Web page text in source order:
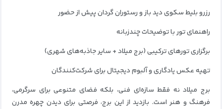
رزرو بلیط سکوی دید باز و رستوران گردان پیش از حضور
راهنمای تور با توضیحات چندزبانه
برگزاری تورهای ترکیبی (برج میلاد + سایر جاذبه‌های شهری)
تهیه عکس یادگاری و آلبوم دیجیتال برای شرکت‌کنندگان
برج میلاد نه فقط سازه‌ای فنی، بلکه فضای متنوعی برای سرگرمی،
فرهنگ و هنر است. بازدید از این برج، فرصتی برای دیدن چهره مدرن